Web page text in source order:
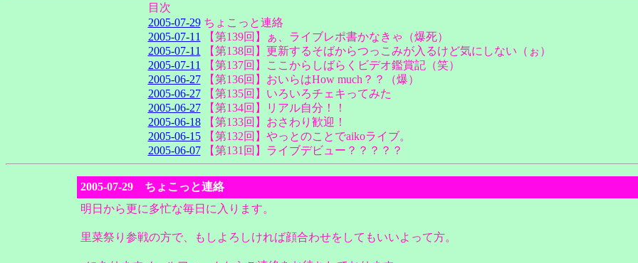
目次
2005-07-29ちょこっと連絡
2005-07-11
【第139回】ぁ、ライブレポ書かなきゃ（爆死）
2005-07-11
【第138回】更新するそばからつっこみが入るけど気にしない（ぉ）
2005-07-11
【第137回】ここからしばらくビデオ鑑賞記（笑）
2005-06-27【第136回】おいらはHow much？？（爆）
2005-06-27【第135回】いろいろチェキってみた
2005-06-27【第134回】リアル自分！！
2005-06-18【第133回】おさわり歓迎！
2005-06-15【第132回】やっとのことでaikoライブ。
2005-06-07【第131回】ライブデビュー？？？？？
2005-07-29 ちょこっと連絡
明日から更に多忙な毎日に入ります。
里菜祭り参戦の方で、もしよろしければ顔合わせをしてもいいよって方。